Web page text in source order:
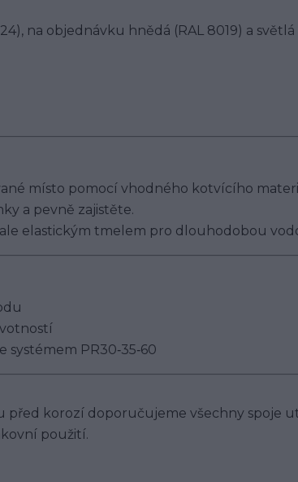
na objednávku hnědá (RAL 8019) a světlá
místo pomocí vhodného kotvícího
a pevně zajistěte.
elastickým tmelem pro dlouhodobou
PR30‑35‑60
před korozí doporučujeme všechny spoje
použití.